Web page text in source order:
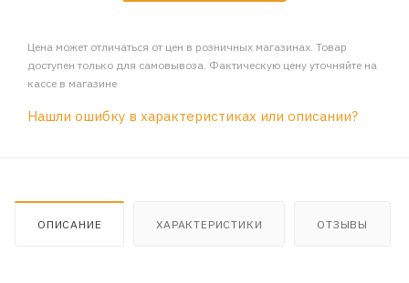
Цена может отличаться от цен в розничных магазинах. Товар
доступен только для самовывоза. Фактическую цену уточняйте на
кассе в магазине
Нашли ошибку в характеристиках или описании?
ОПИСАНИЕ ХАРАКТЕРИСТИКИ ОТЗЫВЫ